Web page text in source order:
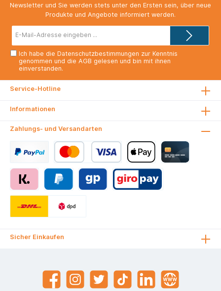
Newsletter und Sie werden stets unter den Ersten sein, über neue
Produkte und Angebote informiert werden.
Mail-
Ich habe die Datenschutzbestimmungen zur Kenntnis
genommen und die AGB gelesen und bin mit ihnen
einverstanden.
Service-Hotline
Informationen
Zahlungs- und Versandarten
Sicher Einkaufen